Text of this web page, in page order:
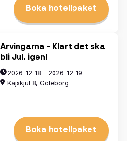
Boka hotellpaket
Arvingarna - Klart det ska
bli Jul, igen!
2026-12-18 - 2026-12-19
Kajskjul 8, Göteborg
Boka hotellpaket